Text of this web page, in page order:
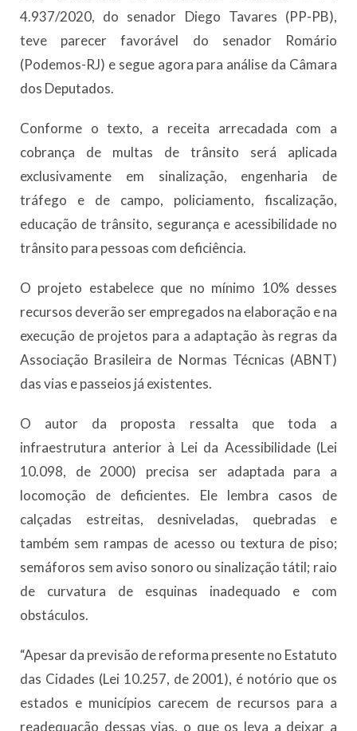
4.937/2020, do senador Diego Tavares (PP-PB),
teve parecer favorável do senador Romário
(Podemos-RJ) e segue agora para análise da Câmara
dos Deputados.
Conforme o texto, a receita arrecadada com a
cobrança de multas de trânsito será aplicada
exclusivamente em sinalização, engenharia de
tráfego e de campo, policiamento, fiscalização,
educação de trânsito, segurança e acessibilidade no
trânsito para pessoas com deficiência.
O projeto estabelece que no mínimo 10% desses
recursos deverão ser empregados na elaboração e na
execução de projetos para a adaptação às regras da
Associação Brasileira de Normas Técnicas (ABNT)
das vias e passeios já existentes.
O autor da proposta ressalta que toda a
infraestrutura anterior à Lei da Acessibilidade (Lei
10.098, de 2000) precisa ser adaptada para a
locomoção de deficientes. Ele lembra casos de
calçadas estreitas, desniveladas, quebradas e
também sem rampas de acesso ou textura de piso;
semáforos sem aviso sonoro ou sinalização tátil; raio
de curvatura de esquinas inadequado e com
obstáculos.
“Apesar da previsão de reforma presente no Estatuto
das Cidades (Lei 10.257, de 2001), é notório que os
estados e municípios carecem de recursos para a
readequação dessas vias, o que os leva a deixar a